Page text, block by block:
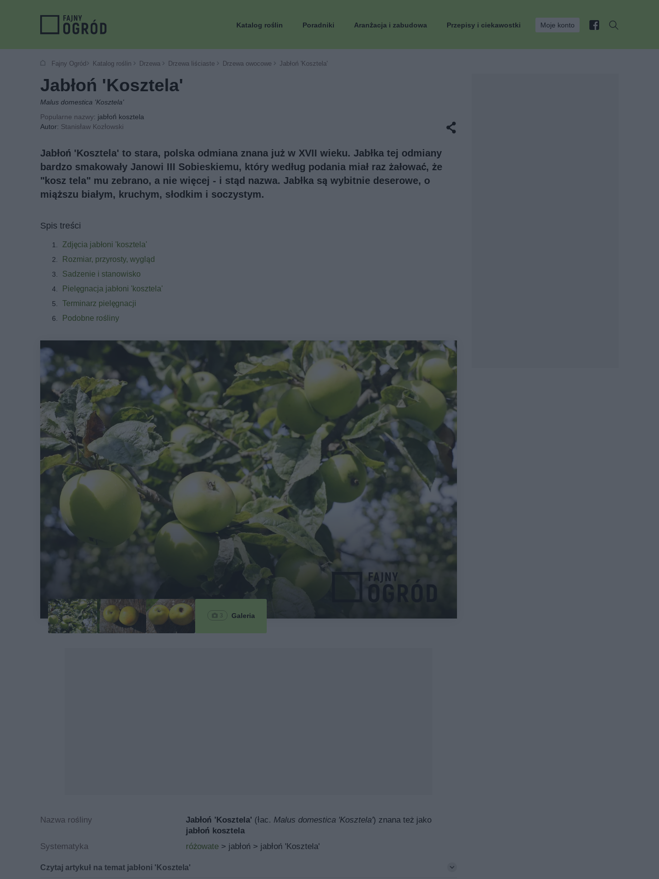
Katalog roślin Poradniki Aranżacja i zabudowa Przepisy i ciekawostki Moje konto
Fajny Ogród Katalog roślin Drzewa Drzewa liściaste Drzewa owocowe Jabłoń 'Kosztela'
Jabłoń 'Kosztela'
Malus domestica 'Kosztela'
Popularne nazwy: jabłoń kosztela
Autor: Stanisław Kozłowski
Jabłoń 'Kosztela' to stara, polska odmiana znana już w XVII wieku. Jabłka tej odmiany
bardzo smakowały Janowi III Sobieskiemu, który według podania miał raz żałować, że
"kosz tela" mu zebrano, a nie więcej - i stąd nazwa. Jabłka są wybitnie deserowe, o
miąższu białym, kruchym, słodkim i soczystym.
Spis treści
Zdjęcia jabłoni 'kosztela'
Rozmiar, przyrosty, wygląd
Sadzenie i stanowisko
Pielęgnacja jabłoni 'kosztela'
Terminarz pielęgnacji
Podobne rośliny
3 Galeria
Nazwa rośliny Jabłoń 'Kosztela' (łac. Malus domestica 'Kosztela') znana też jako
jabłoń kosztela
Systematyka
różowate> jabłoń > jabłoń 'Kosztela'
Czytaj artykuł na temat jabłoni 'Kosztela'